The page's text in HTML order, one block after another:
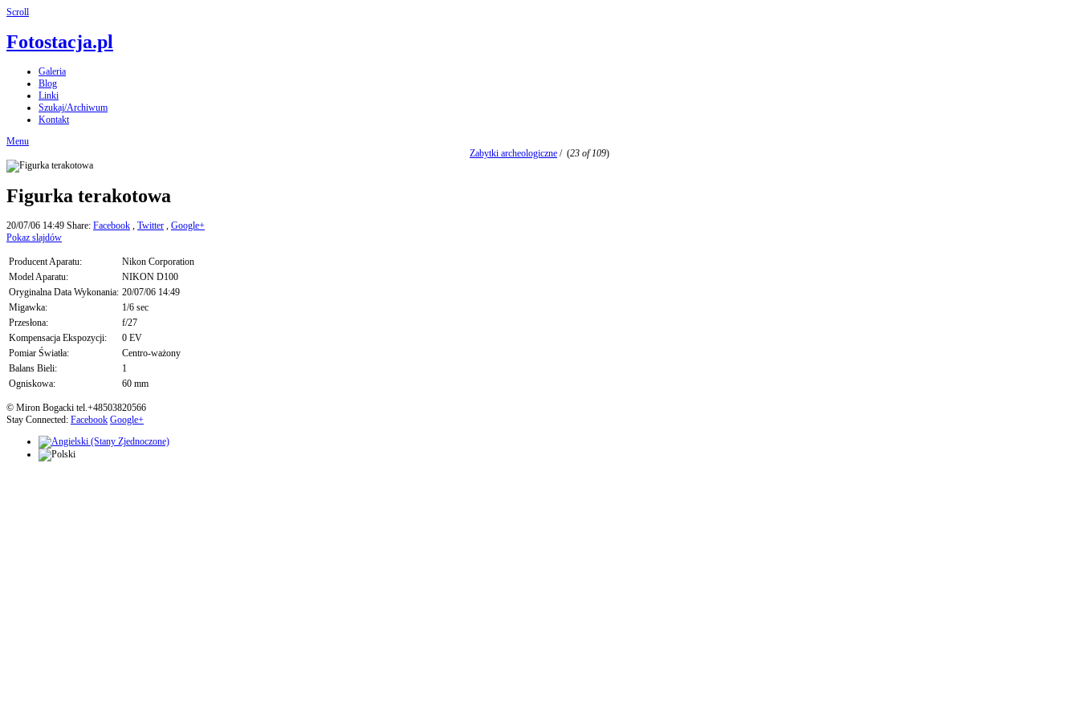
Scroll
Fotostacja.pl
Galeria
Blog
Linki
Szukaj/Archiwum
Kontakt
Menu
Zabytki archeologiczne / (23 of 109)
Figurka terakotowa
20/07/06 14:49 Share: Facebook , Twitter , Google+
Pokaz slajdów
Producent Aparatu:
Nikon Corporation
Model Aparatu:
NIKON D100
Oryginalna Data Wykonania: 20/07/06 14:49
Migawka:
1/6 sec
Przesłona:
f/27
Kompensacja Ekspozycji:
0 EV
Pomiar Światła:
Centro-ważony
Balans Bieli:
1
Ogniskowa:
60 mm
© Miron Bogacki tel.+48503820566
Stay Connected: Facebook Google+